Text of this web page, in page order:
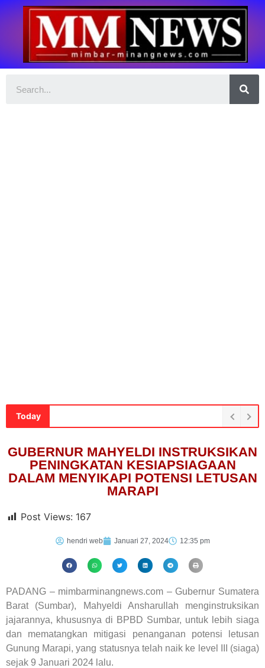
Today
GUBERNUR MAHYELDI INSTRUKSIKAN
PENINGKATAN KESIAPSIAGAAN
DALAM MENYIKAPI POTENSI LETUSAN
MARAPI
Post Views: 167
hendri web Januari 27, 2024 12:35 pm
PADANG – mimbarminangnews.com – Gubernur Sumatera
Barat (Sumbar), Mahyeldi Ansharullah menginstruksikan
jajarannya, khususnya di BPBD Sumbar, untuk lebih siaga
dan mematangkan mitigasi penanganan potensi letusan
Gunung Marapi, yang statusnya telah naik ke level III (siaga)
sejak 9 Januari 2024 lalu.